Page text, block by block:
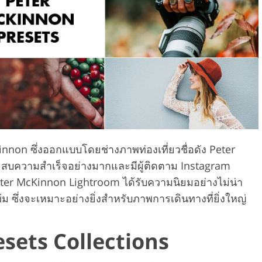
ทัชเครื่องประดับ ข้อมูลการฝึกอบรม AI บริการตัดต่อวิ
ซึ่งออกแบบโดยช่างภาพท่องเที่ยวชื่อดัง Peter
บความสำเร็จอย่างมากและมีผู้ติดตาม Instagram
McKinnon Lightroom ได้รับความนิยมอย่างไม่น่า
ซึ่งจะเหมาะอย่างยิ่งสำหรับภาพการเดินทางที่ยิ่งใหญ่
Collections